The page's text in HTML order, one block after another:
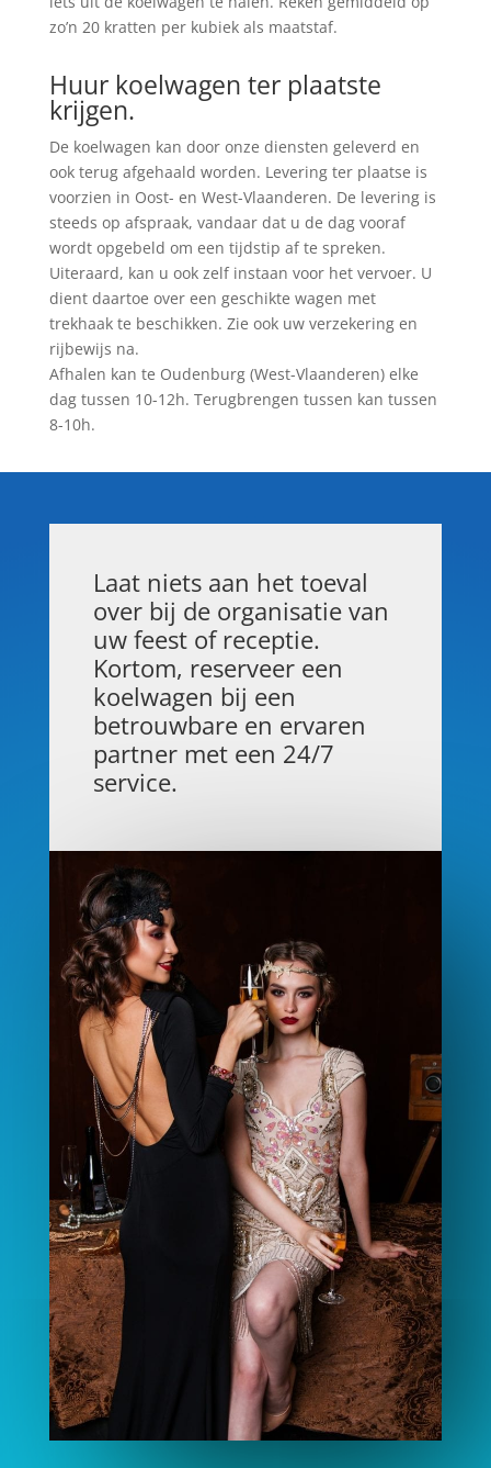
zo’n 20 kratten per kubiek als maatstaf.
Huur koelwagen ter plaatste
krijgen.
De koelwagen kan door onze diensten geleverd en
ook terug afgehaald worden. Levering ter plaatse is
voorzien in Oost- en West-Vlaanderen. De levering is
steeds op afspraak, vandaar dat u de dag vooraf
wordt opgebeld om een tijdstip af te spreken.
Uiteraard, kan u ook zelf instaan voor het vervoer. U
dient daartoe over een geschikte wagen met
trekhaak te beschikken. Zie ook uw verzekering en
rijbewijs na.
Afhalen kan te Oudenburg (West-Vlaanderen) elke
dag tussen 10-12h. Terugbrengen tussen kan tussen
8-10h.
Laat niets aan het toeval
over bij de organisatie van
uw feest of receptie.
Kortom, reserveer een
koelwagen bij een
betrouwbare en ervaren
partner met een 24/7
service.